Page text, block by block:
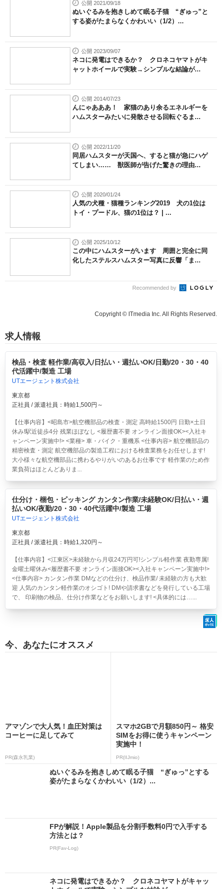
公開 2021/09/18
ぬいぐるみを抱きしめて眠る子猫 “ぎゅっ”と
する姿がたまらなくかわいい（1/2）...
公開 2023/09/07
ネコに発電はできるか？ クロネコヤマトがキ
ャットホイールで実験→シンプルな結論が...
公開 2014/07/23
んにゃあああ！ 家猫のあり余るエネルギーを
ハムスターみたいに発散させる回転ぐるま...
公開 2022/11/20
同居ハムスターが天国へ、すると猫が急にハゲ
てしまい…… 獣医師が告げた驚きの理由...
公開 2020/01/24
人気の犬種・猫種ランキング2019 犬の1位は
トイ・プードル、猫の1位は？ | ...
公開 2025/10/12
この中にハムスターがいます 周囲と完全に同
化したステルスハムスター写真に反響「ま...
Recommended by
Copyright © ITmedia Inc. All Rights Reserved.
求人情報
検品・検査 軽作業/高収入/日払い・週払いOK/日勤/20・30・40
代活躍中/製造 工場
UTエージェント株式会社
東京都
正社員 / 派遣社員：時給1,500円～
【仕事内容】<昭島市>航空機部品の検査・測定 高時給1500円 日勤×土日
休み!駅近徒歩4分 残業ほぼなし <履歴書不要 オンライン面接OK><入社キ
ャンペーン実施中!> <業種> 車・バイク・重機系 <仕事内容> 航空機部品の
精密検査・測定 航空機部品の製造工程における検査業務をお任せします!
大小様々な航空機部品に携わるやりがいのあるお仕事です 軽作業のため作
業負荷はほとんどありま...
仕分け・梱包・ピッキング カンタン作業/未経験OK/日払い・週
払いOK/夜勤/20・30・40代活躍中/製造 工場
UTエージェント株式会社
東京都
正社員 / 派遣社員：時給1,320円～
【仕事内容】<江東区>未経験から月収24万円可!シンプル軽作業 夜勤専属!
金曜土曜休み<履歴書不要 オンライン面接OK><入社キャンペーン実施中!>
<仕事内容> カンタン作業 DMなどの仕分け、検品作業/ 未経験の方も大歓
迎 人気のカンタン軽作業のオシゴト! DMや請求書などを発行している工場
で、 印刷物の検品、仕分け作業などをお願いします! <具体的には…...
今、あなたにオススメ
アマゾンで大人気！血圧対策は
コーヒーに足してみて
PR(森永乳業)
スマホ2GBで月額850円～ 格安
SIMをお得に使うキャンペーン
実施中！
PR(IIJmio)
ぬいぐるみを抱きしめて眠る子猫 “ぎゅっ”とする
姿がたまらなくかわいい（1/2）...
FPが解説！Apple製品を分割手数料0円で入手する
方法とは？
PR(Fav-Log)
ネコに発電はできるか？ クロネコヤマトがキャッ